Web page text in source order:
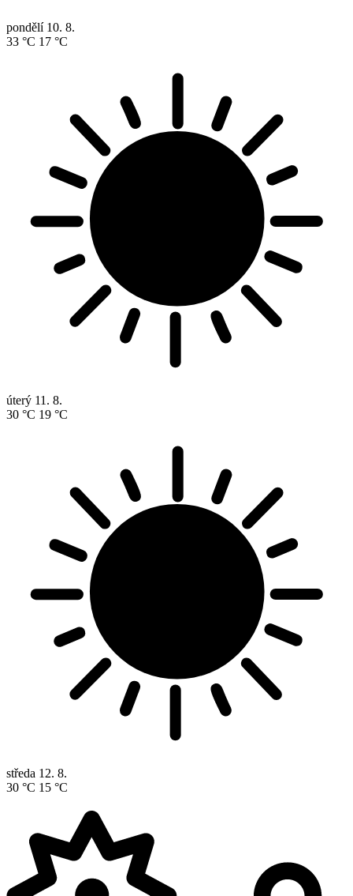
pondělí 10. 8.
33 °C 17 °C
úterý 11. 8.
30 °C 19 °C
středa 12. 8.
30 °C 15 °C